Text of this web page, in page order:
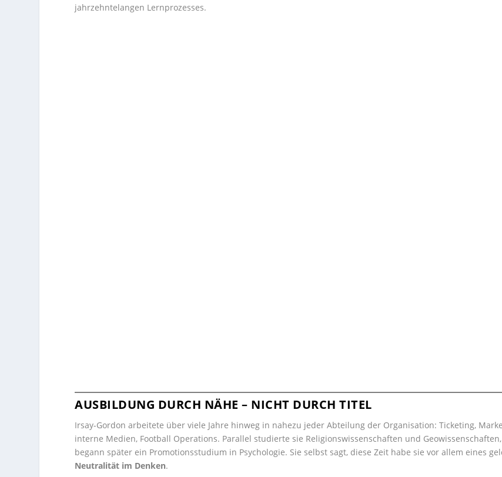
jahrzehntelangen Lernprozesses.
AUSBILDUNG DURCH NÄHE – NICHT DURCH TITEL
Irsay-Gordon arbeitete über viele Jahre hinweg in nahezu jeder Abteilung der Organisation: Ticketing,
interne Medien, Football Operations. Parallel studierte sie Religionswissenschaften und Geowissenschaften,
begann später ein Promotionsstudium in Psychologie. Sie selbst sagt, diese Zeit habe sie vor allem eines
Neutralität im Denken.